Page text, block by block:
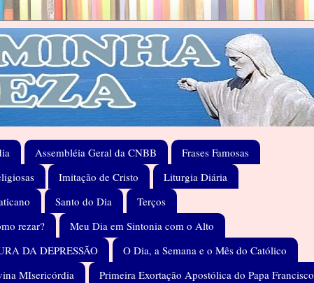
Assembléia Geral da CNBB
Frases Famosas
Imitação de Cristo
Liturgia Diária
Santo do Dia
Terços
rezar?
Meu Dia em Sintonia com o Alto
DA DEPRESSÃO
O Dia, a Semana e o Mês do Católico
MIsericórdia Primeira Exortação Apostólica do Papa Francisco